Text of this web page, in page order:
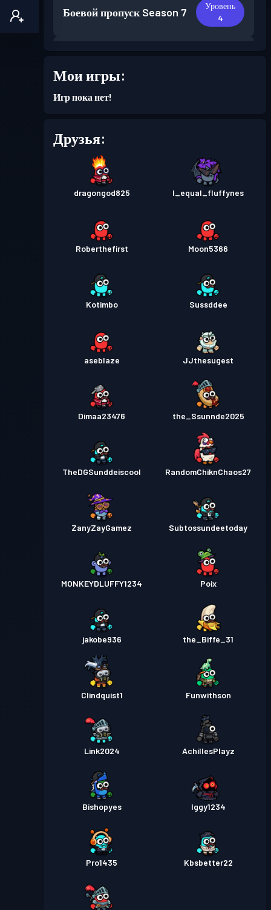
Боевой пропуск Season 7
Уровень
4
Мои игры:
Игр пока нет!
Друзья:
dragongod825 I_equal_fluffynes
Roberthefirst Moon5366
Kotimbo Sussddee
aseblaze JJthesugest
Dimaa23476 the_Ssunnde2025
TheDGSunddeiscool RandomChiknChaos27
ZanyZayGamez Subtossundeetoday
MONKEYDLUFFY1234 Poix
jakobe936 the_Biffe_31
Clindquist1 Funwithson
Link2024 AchillesPlayz
Bishopyes Iggy1234
Pro1435 Kbsbetter22